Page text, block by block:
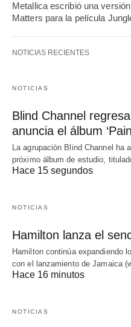
Metallica escribió una
Matters para la película
NOTICIAS RECIENTES
NOTICIAS
Blind Channel
anuncia el álbum
La agrupación Blind Channel ha
próximo álbum de estudio,
Hace 15 segundos
NOTICIAS
Hamilton lanza el
Hamilton continúa expandiendo
con el lanzamiento de Jamaica
Hace 16 minutos
NOTICIAS